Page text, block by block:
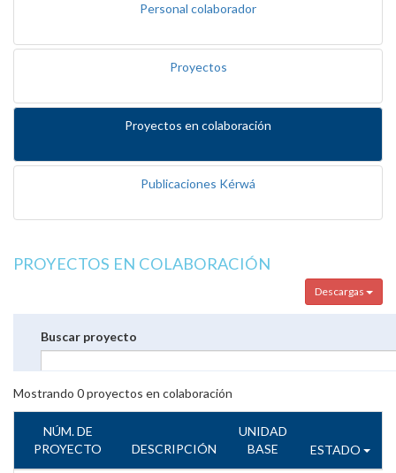
Personal colaborador
Proyectos
Proyectos en colaboración
Publicaciones Kérwá
PROYECTOS EN COLABORACIÓN
Descargas
Buscar proyecto
Mostrando 0proyectos en colaboración
NÚM. DE
PROYECTO
DESCRIPCIÓN
UNIDAD
BASE
ESTADO